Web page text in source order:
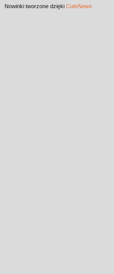
Nowinki tworzone dzięki CuteNews